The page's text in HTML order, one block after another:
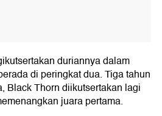
duriannya dalam
di peringkat dua. Tiga tahun
Black Thorn diikutsertakan lagi
juara pertama.